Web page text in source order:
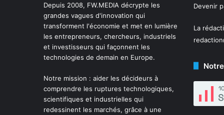
Depuis 2008, FW.MEDIA décrypte les
grandes vagues d'innovation qui
transforment l'économie et met en lumière
les entrepreneurs, chercheurs, industriels
et investisseurs qui façonnent les
technologies de demain en Europe.
Notre mission : aider les décideurs à
comprendre les ruptures technologiques,
scientifiques et industrielles qui
redessinent les marchés, grâce à une
Devenir
La